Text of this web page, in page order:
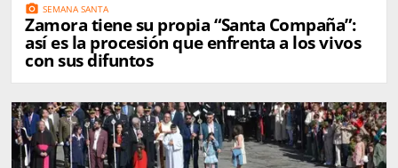
photo_camera SEMANA SANTA
Zamora tiene su propia “Santa Compaña”:
así es la procesión que enfrenta a los vivos
con sus difuntos